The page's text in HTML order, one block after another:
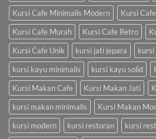
Kursi Cafe Minimalis Modern
Kursi
Kursi Cafe Murah
Kursi Cafe Retro
Kursi Cafe Unik
kursi jati jepara
kursi kayu minimalis
kursi kayu solid
Kursi Makan Cafe
Kursi Makan Jati
kursi makan minimalis
Kursi Makan
kursi modern
kursi restoran
kursi